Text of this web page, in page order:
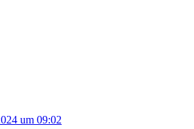
um 09:02